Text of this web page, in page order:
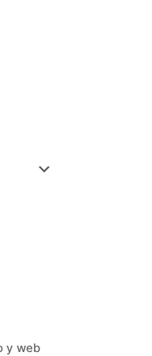
y web